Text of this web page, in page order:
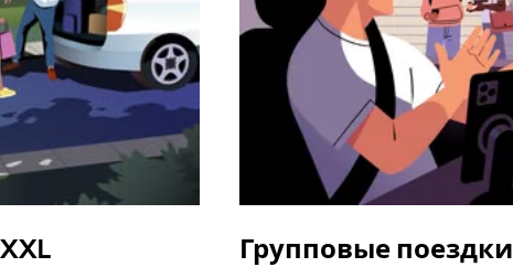
Групповые поездки